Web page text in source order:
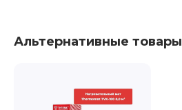
Альтернативные товары